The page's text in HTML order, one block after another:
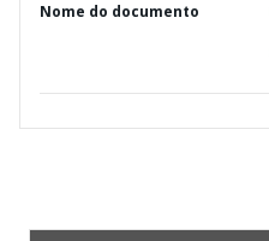
Nome do documento